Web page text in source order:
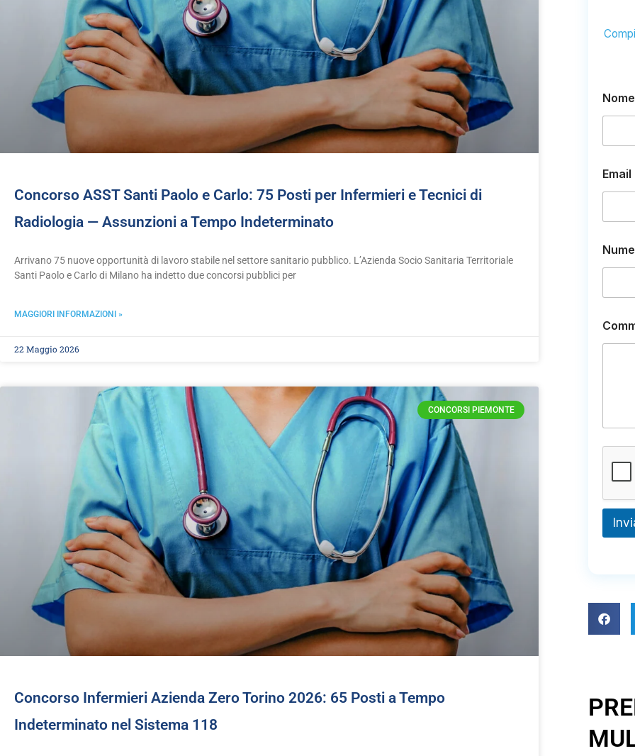
Concorso ASST Santi Paolo e Carlo: 75 Posti per Infermieri e Tecnici di
Radiologia — Assunzioni a Tempo Indeterminato
Arrivano 75 nuove opportunità di lavoro stabile nel settore sanitario pubblico. L’Azienda Socio Sanitaria Territoriale
Santi Paolo e Carlo di Milano ha indetto due concorsi pubblici per
MAGGIORI INFORMAZIONI »
22 Maggio 2026
CONCORSI PIEMONTE
Concorso Infermieri Azienda Zero Torino 2026: 65 Posti a Tempo
Indeterminato nel Sistema 118
e
o
Email